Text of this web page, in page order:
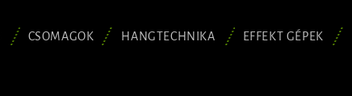
CSOMAGOK HANGTECHNIKA EFFEKT GÉPEK